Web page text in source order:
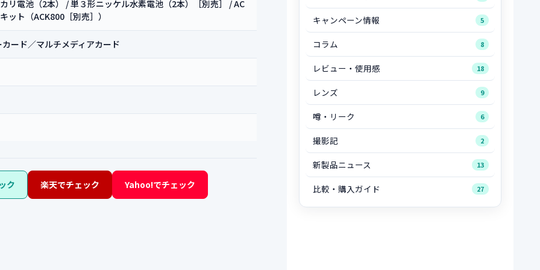
リ電池（2本） / 単３形ニッケル水素電池（2本）［別売］ / AC
ット（ACK800［別売］）
ード／マルチメディアカード
ク 楽天でチェック Yahoo!でチェック
キャンペーン情報 5
コラム 8
レビュー・使用感 18
レンズ 9
噂・リーク 6
撮影記 2
新製品ニュース 13
比較・購入ガイド 27